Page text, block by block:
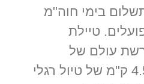
בימי חוה"מ
טיילת
עולם של
אונסק"ו ומציעה עד 4.5 ק"מ של טיול רגלי